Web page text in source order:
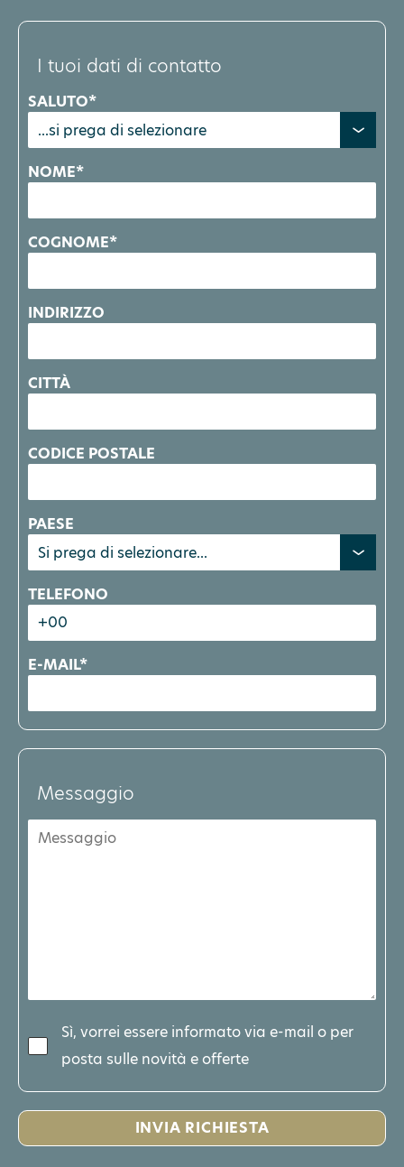
I tuoi dati di contatto
SALUTO*
NOME*
COGNOME*
INDIRIZZO
CITTÀ
CODICE POSTALE
PAESE
TELEFONO
E-MAIL*
Messaggio
Sì, vorrei essere informato via e-mail o per
posta sulle novità e offerte